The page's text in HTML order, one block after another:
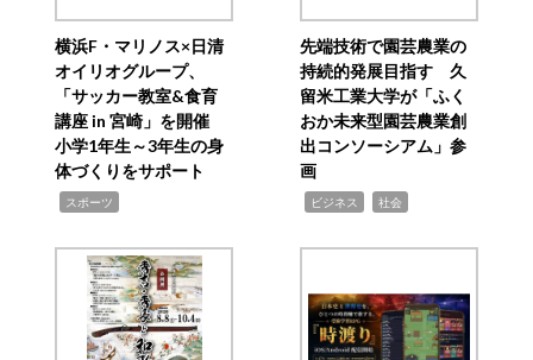
横浜F・マリノス×日清
オイリオグループ、
「サッカー教室&食育
講座 in 宮崎」を開催
小学1年生～3年生の身
体づくりをサポート
スポーツ
先端技術で園芸農業の
持続的発展目指す 久
留米工業大学が「ふく
おか未来型園芸農業創
出コンソーシアム」参
画
ビジネス 社会